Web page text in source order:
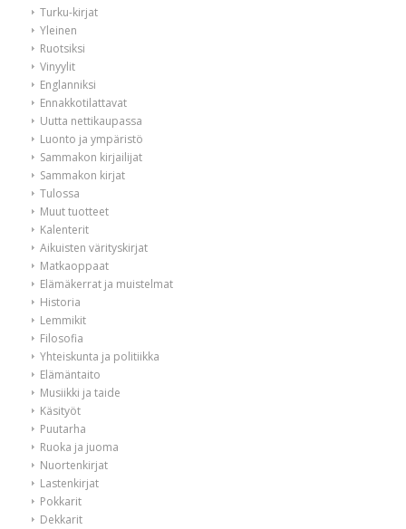
Turku-kirjat
Yleinen
Ruotsiksi
Vinyylit
Englanniksi
Ennakkotilattavat
Uutta nettikaupassa
Luonto ja ympäristö
Sammakon kirjailijat
Sammakon kirjat
Tulossa
Muut tuotteet
Kalenterit
Aikuisten värityskirjat
Matkaoppaat
Elämäkerrat ja muistelmat
Historia
Lemmikit
Filosofia
Yhteiskunta ja politiikka
Elämäntaito
Musiikki ja taide
Käsityöt
Puutarha
Ruoka ja juoma
Nuortenkirjat
Lastenkirjat
Pokkarit
Dekkarit